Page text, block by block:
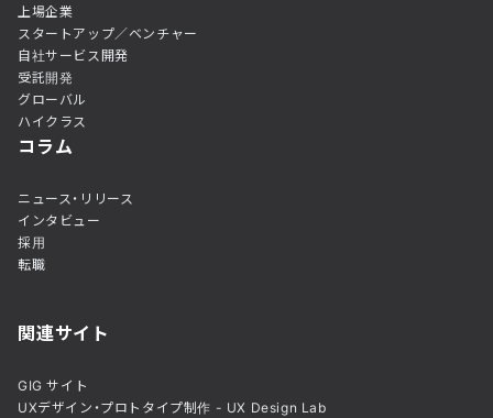
上場企業
スタートアップ／ベンチャー
自社サービス開発
受託開発
グローバル
ハイクラス
コラム
ニュース・リリース
インタビュー
採用
転職
関連サイト
GIG サイト
UXデザイン・プロトタイプ制作 - UX Design Lab